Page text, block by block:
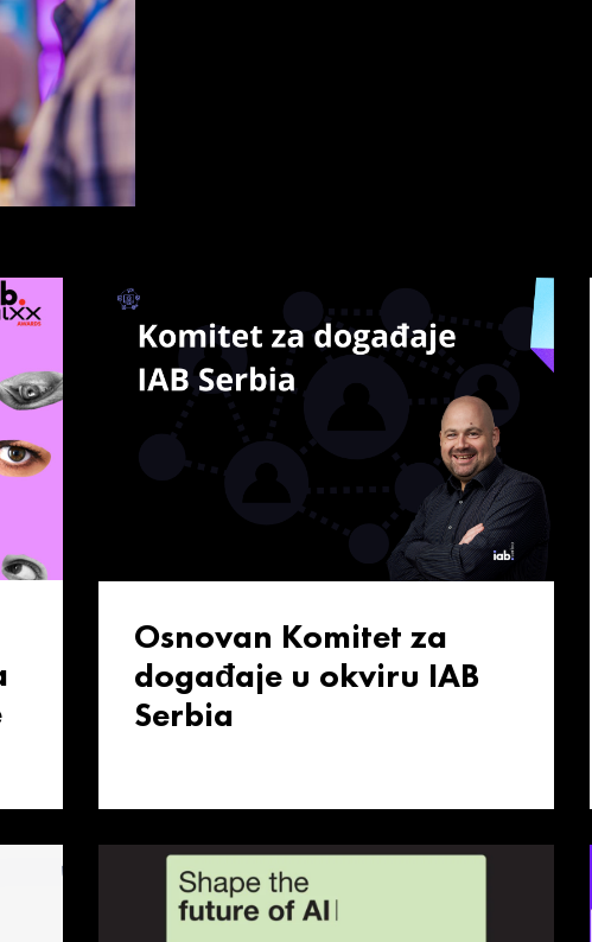
Osnovan Komitet za
događaje u okviru IAB
Serbia